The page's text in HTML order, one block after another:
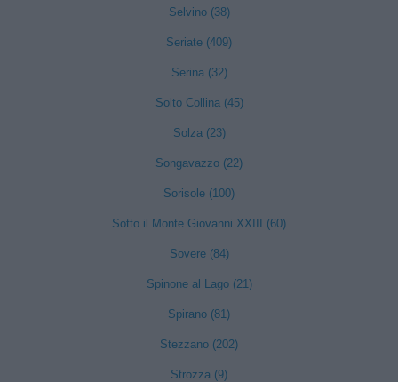
Selvino (38)
Seriate (409)
Serina (32)
Solto Collina (45)
Solza (23)
Songavazzo (22)
Sorisole (100)
Sotto il Monte Giovanni XXIII (60)
Sovere (84)
Spinone al Lago (21)
Spirano (81)
Stezzano (202)
Strozza (9)